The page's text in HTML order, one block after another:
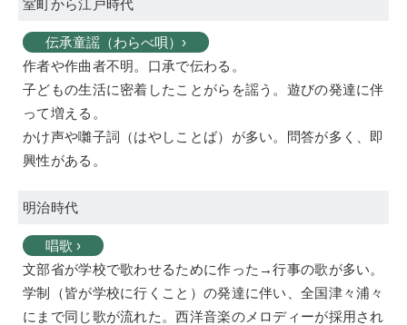
室町から江戸時代
伝承童謡（わらべ唄）›
作者や作曲者不明。口承で伝わる。
子どもの生活に密着したことがらを謡う。遊びの発達に伴
って増える。
かけ声や囃子詞（はやしことば）が多い。問答が多く、即
興性がある。
明治時代
唱歌 ›
文部省が学校で歌わせるために作った→行事の歌が多い。
学制（皆が学校に行くこと）の発達に伴い、全国津々浦々
にまで同じ歌が流れた。西洋音楽のメロディーが採用され